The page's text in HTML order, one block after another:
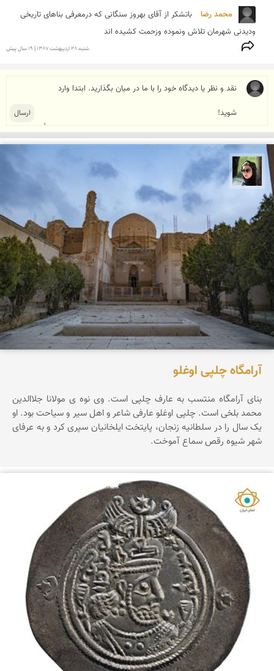
محمد رضا
ودیدنی شهرمان تلاش ونموده وزحمت کشیده اند
شنبه 28 ارديبهشت 1387 | 19 سال پیش
سپیده اصلان
آرامگاه چلپی اوغلو
بنای آرامگاه منتسب به عارف چلپی است. وی نوه ی مولانا جلاالدین
محمد بلخی است. چلپی اوغلو عارفی شاعر و اهل سیر و سیاحت بود. او
یک سال را در سلطانیه زنجان، پایتخت ایلخانیان سپری کرد و به عرفای
شهر شیوه رقص سماع آموخت.
نمای ایران